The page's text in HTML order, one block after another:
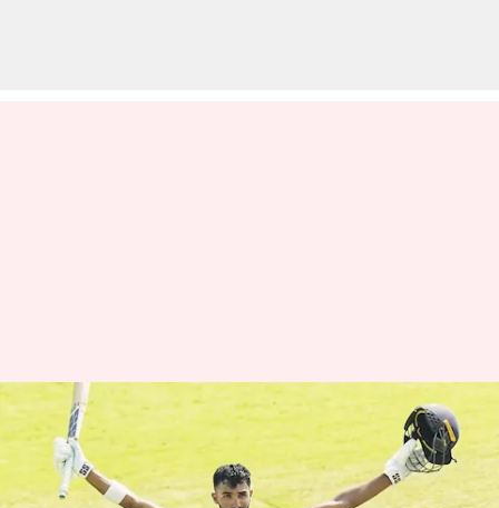
भारतीय टेस्ट टीम में चुने गए देवदत्त
पडिक्कल का प्रथम श्रेणी क्रिकेट में
कैसा है प्रदर्शन?